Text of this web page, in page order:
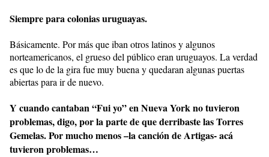
Siempre para colonias uruguayas.
Básicamente. Por más que iban otros latinos y algunos
norteamericanos, el grueso del público eran uruguayos. La verdad
es que lo de la gira fue muy buena y quedaran algunas puertas
abiertas para ir de nuevo.
Y cuando cantaban “Fui yo” en Nueva York no tuvieron
problemas, digo, por la parte de que derribaste las Torres
Gemelas. Por mucho menos –la canción de Artigas- acá
tuvieron problemas…